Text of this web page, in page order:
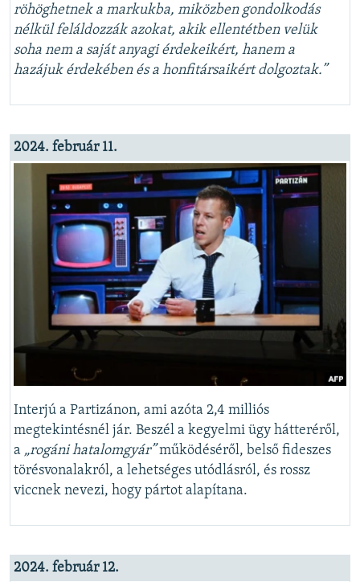
röhöghetnek a markukba, miközben gondolkodás
nélkül feláldozzák azokat, akik ellentétben velük
soha nem a saját anyagi érdekeikért, hanem a
hazájuk érdekében és a honfitársaikért dolgoztak.”
2024. február 11.
Interjú a Partizánon, ami azóta 2,4 milliós
megtekintésnél jár. Beszél a kegyelmi ügy hátteréről,
a „rogáni hatalomgyár”működéséről, belső fideszes
törésvonalakról, a lehetséges utódlásról, és rossz
viccnek nevezi, hogy pártot alapítana.
2024. február 12.